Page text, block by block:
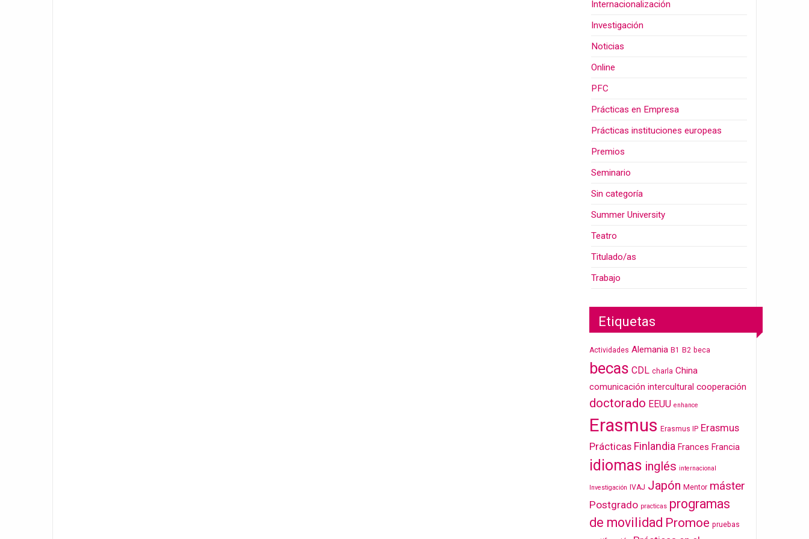
Internacionalización
Investigación
Noticias
Online
PFC
Prácticas en Empresa
Prácticas instituciones europeas
Premios
Seminario
Sin categoría
Summer University
Teatro
Titulado/as
Trabajo
Etiquetas
Actividades Alemania B1 B2 beca
becas CDL charla China
comunicación intercultural cooperación
doctorado EEUU enhance
Erasmus Erasmus IP Erasmus
Prácticas Finlandia Frances Francia
idiomas inglés internacional
Investigación IVAJ Japón Mentor máster
Postgrado practicas programas
de movilidad Promoe pruebas